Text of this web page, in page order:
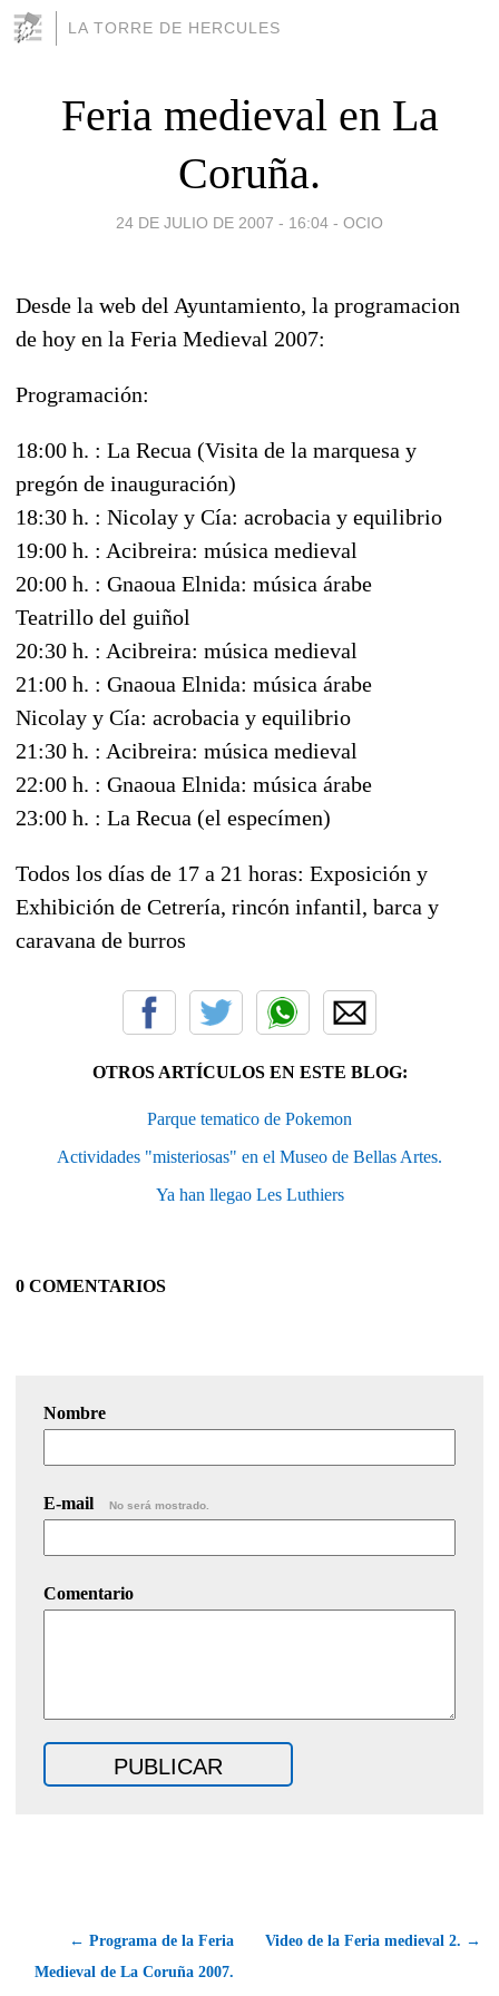
LA TORRE DE HERCULES
Feria medieval en La
Coruña.
24 DE JULIO DE 2007 - 16:04 - OCIO
Desde la web del Ayuntamiento, la programacion
de hoy en la Feria Medieval 2007:
Programación:
18:00 h. : La Recua (Visita de la marquesa y
pregón de inauguración)
18:30 h. : Nicolay y Cía: acrobacia y equilibrio
19:00 h. : Acibreira: música medieval
20:00 h. : Gnaoua Elnida: música árabe
Teatrillo del guiñol
20:30 h. : Acibreira: música medieval
21:00 h. : Gnaoua Elnida: música árabe
Nicolay y Cía: acrobacia y equilibrio
21:30 h. : Acibreira: música medieval
22:00 h. : Gnaoua Elnida: música árabe
23:00 h. : La Recua (el especímen)
Todos los días de 17 a 21 horas: Exposición y
Exhibición de Cetrería, rincón infantil, barca y
caravana de burros
OTROS ARTÍCULOS EN ESTE BLOG:
Parque tematico de Pokemon
Actividades "misteriosas" en el Museo de Bellas Artes.
Ya han llegao Les Luthiers
0 COMENTARIOS
Nombre
E-mail No será mostrado.
Comentario
← Programa de la Feria
Medieval de La Coruña 2007.
Video de la Feria medieval 2. →